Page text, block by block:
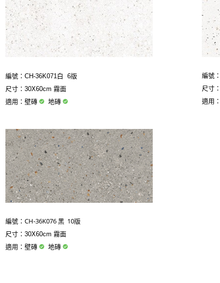
編號： CH-36K071白 6版
尺寸：30X60cm 霧面
適用：壁磚
地磚
編號
尺寸
適用
編號： CH-36K076 黑 10版
尺寸：30X60cm 霧面
適用：壁磚
地磚